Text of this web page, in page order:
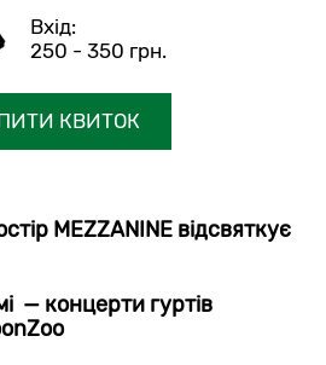
250 - 350 грн.
КВИТОК
MEZZANINE відсвяткує
— концерти гуртів